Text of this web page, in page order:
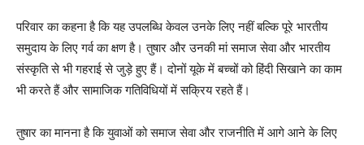
परिवार का कहना है कि यह उपलब्धि केवल उनके लिए नहीं बल्कि पूरे भारतीय
समुदाय के लिए गर्व का क्षण है। तुषार और उनकी मां समाज सेवा और भारतीय
संस्कृति से भी गहराई से जुड़े हुए हैं। दोनों यूके में बच्चों को हिंदी सिखाने का काम
भी करते हैं और सामाजिक गतिविधियों में सक्रिय रहते हैं।
तुषार का मानना है कि युवाओं को समाज सेवा और राजनीति में आगे आने के लिए